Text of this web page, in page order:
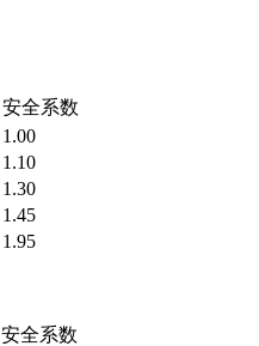
安全系数
1.00
1.10
1.30
1.45
1.95
安全系数